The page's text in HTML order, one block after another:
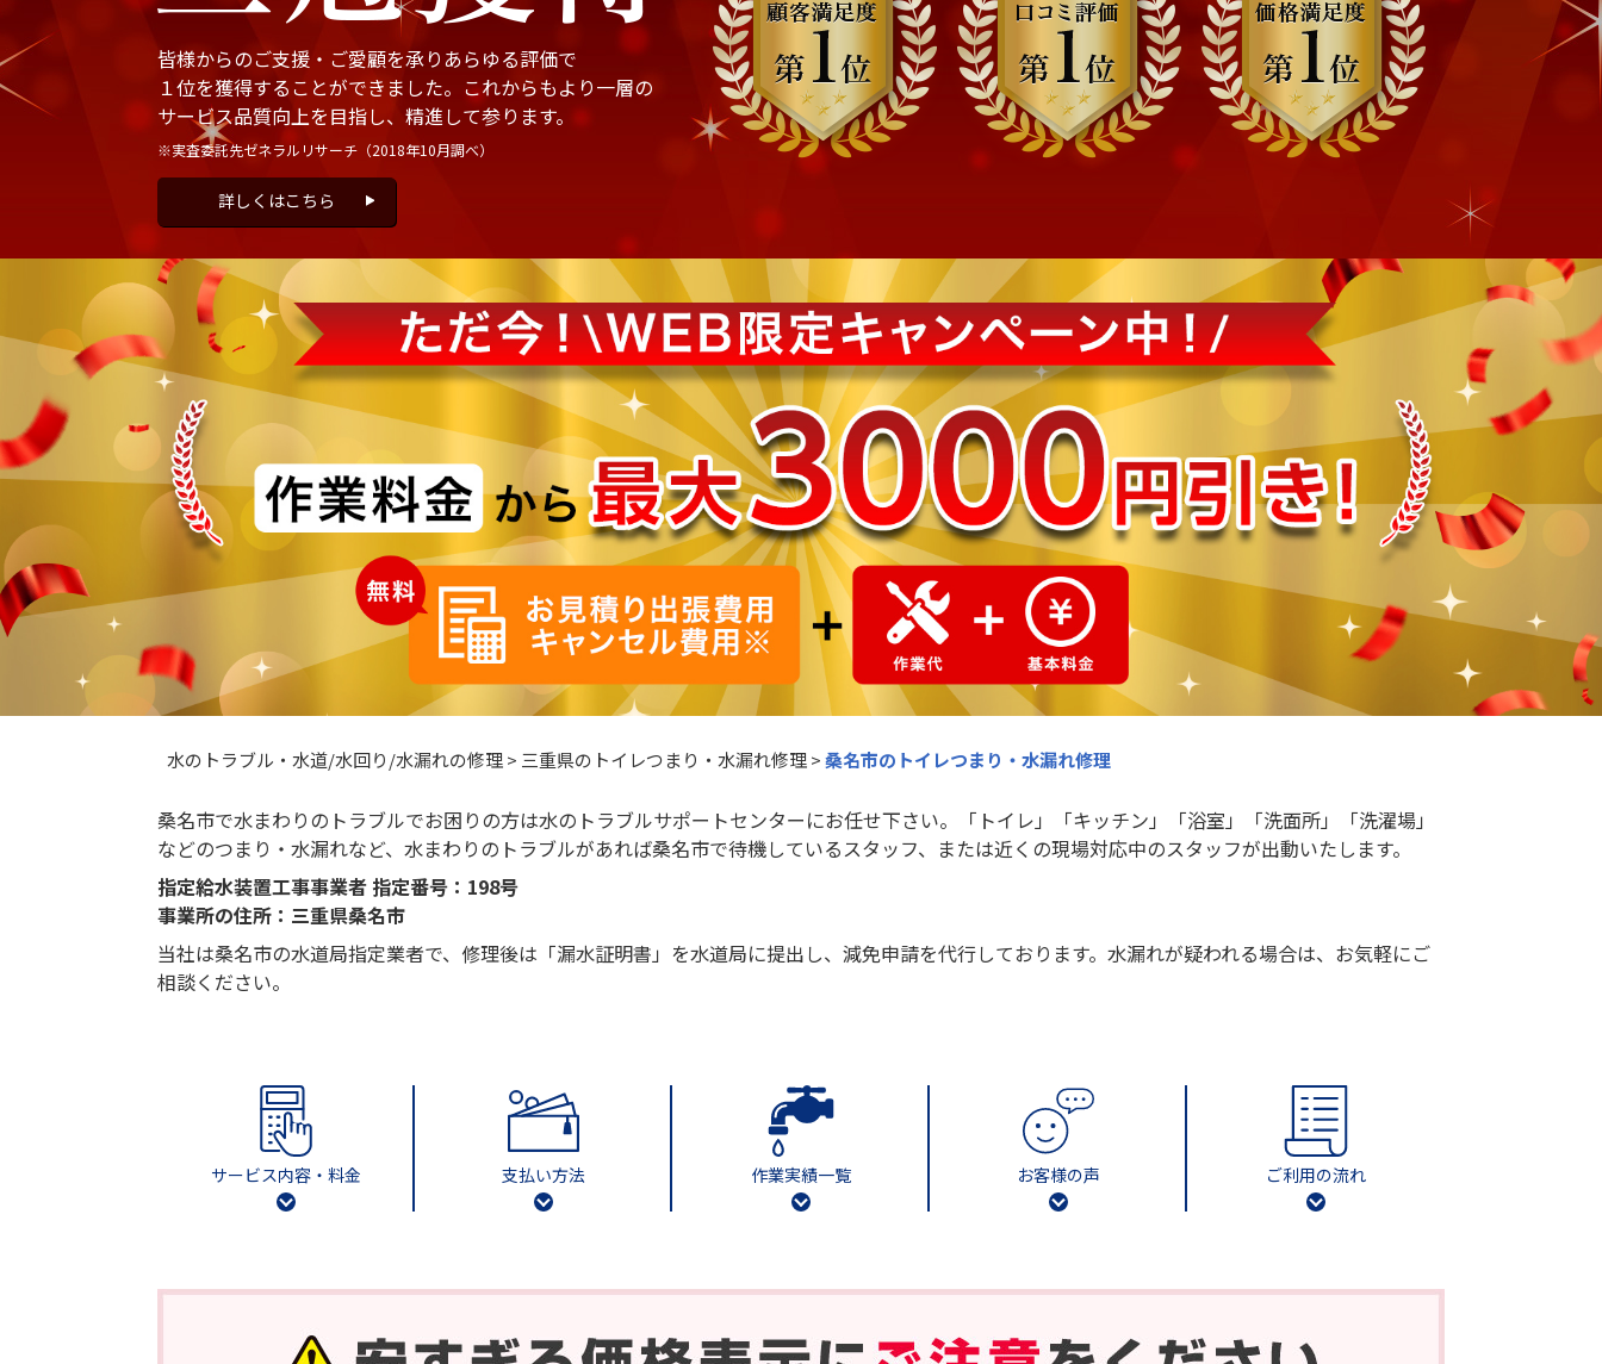
皆様からのご支援・ご愛顧を承りあらゆる評価で
１位を獲得することができました。これからもより一層の
サービス品質向上を目指し、精進して参ります。
※実査委託先ゼネラルリサーチ （2018年10月調べ）
詳しくはこちら
水のトラブル・水道/水回り/水漏れの修理> 三重県のトイレつまり・水漏れ修理>桑名市のトイレつまり・水漏れ修理
桑名市で水まわりのトラブルでお困りの方は水のトラブルサポートセンターにお任せ下さい。「トイレ」「キッチン」「浴室」「洗面所」「洗濯場」
などのつまり・水漏れなど、水まわりのトラブルがあれば桑名市で待機しているスタッフ、または近くの現場対応中のスタッフが出動いたします。
指定給水装置工事事業者 指定番号：198号
事業所の住所：三重県桑名市
当社は桑名市の水道局指定業者で、修理後は「漏水証明書」を水道局に提出し、減免申請を代行しております。水漏れが疑われる場合は、お気軽にご
相談ください。
サービス内容・料金 支払い方法 作業実績一覧 お客様の声 ご利用の流れ